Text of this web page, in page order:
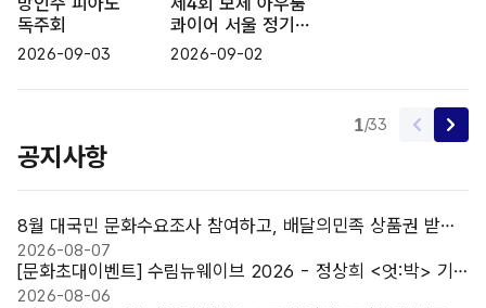
독주회
2026-09-03
콰이어 서울 정기
연주회: Voce
소리), 이수인을
2026-09-02
1/33
공지사항
공
사
더
기
8월 대국민 문화수요조사 참여하고, 배달의민족 상품권 받자
~!
2026-08-07
[문화초대이벤트] 수림뉴웨이브 2026 - 정상희 <엇:박> 기
대평 쓰고 무료티켓 받자!
2026-08-06